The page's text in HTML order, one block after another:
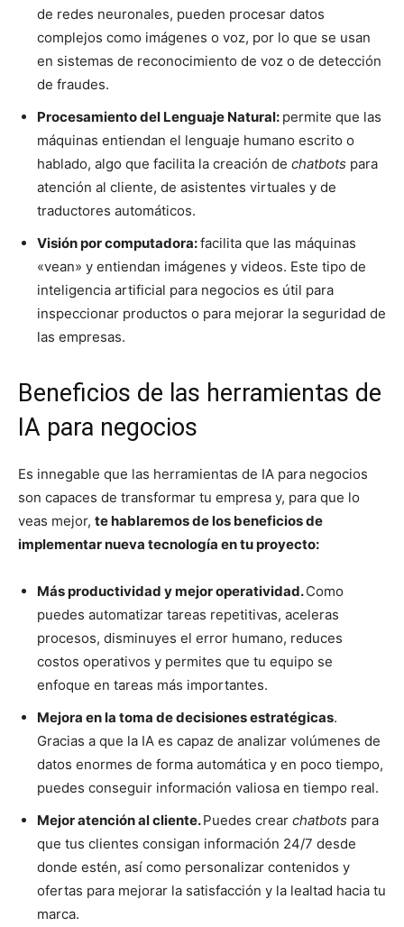
de redes neuronales, pueden procesar datos
complejos como imágenes o voz, por lo que se usan
en sistemas de reconocimiento de voz o de detección
de fraudes.
Procesamiento del Lenguaje Natural: permite que las
máquinas entiendan el lenguaje humano escrito o
hablado, algo que facilita la creación de chatbots para
atención al cliente, de asistentes virtuales y de
traductores automáticos.
Visión por computadora:facilita que las máquinas
«vean» y entiendan imágenes y videos. Este tipo de
inteligencia artificial para negocios es útil para
inspeccionar productos o para mejorar la seguridad de
las empresas.
Beneficios de las herramientas de
IA para negocios
Es innegable que las herramientas de IA para negocios
son capaces de transformar tu empresa y, para que lo
veas mejor, te hablaremos de los beneficios de
implementar nueva tecnología en tu proyecto:
Más productividad y mejor operatividad.Como
puedes automatizar tareas repetitivas, aceleras
procesos, disminuyes el error humano, reduces
costos operativos y permites que tu equipo se
enfoque en tareas más importantes.
Mejora en la toma de decisiones estratégicas.
Gracias a que la IA es capaz de analizar volúmenes de
datos enormes de forma automática y en poco tiempo,
puedes conseguir información valiosa en tiempo real.
Mejor atención al cliente.Puedes crear chatbots para
que tus clientes consigan información 24/7 desde
donde estén, así como personalizar contenidos y
ofertas para mejorar la satisfacción y la lealtad hacia tu
marca.